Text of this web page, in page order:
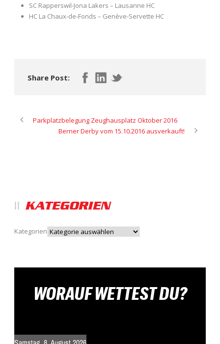
SC Rapperswil-Jona Lakers – Lausanne HC
HC La Chaux-de-Fonds – Genève-Servette HC
Share Post:
Parkplatzbelegung Zeughausplatz Oktober 2016
Berner Derby vom 15.10.2016 ausverkauft!
KATEGORIEN
Kategorien